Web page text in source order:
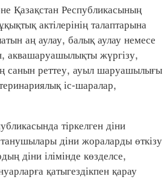
Республикасының
актілерінің талаптарына
аң аулау, балық аулау немесе
жүргізу,
санын реттеу, ауыл шаруашылығы
іс-шаралар,
тіркелген діни
діни жораларды өткізу
діни ілімінде көзделсе,
қатыгездікпен қарау